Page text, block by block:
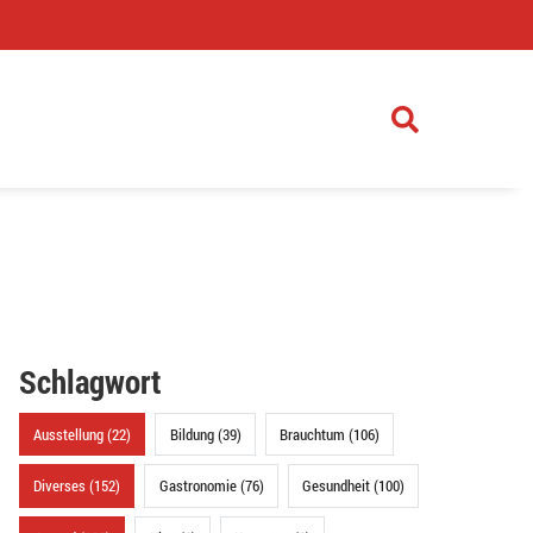
Schlagwort
Ausstellung (22) Bildung (39) Brauchtum (106)
Diverses (152) Gastronomie (76) Gesundheit (100)